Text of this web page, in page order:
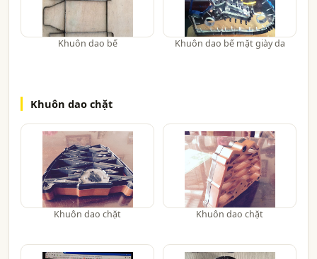
Khuôn dao bế Khuôn dao bế mặt giày da
Khuôn dao chặt
Khuôn dao chặt Khuôn dao chặt